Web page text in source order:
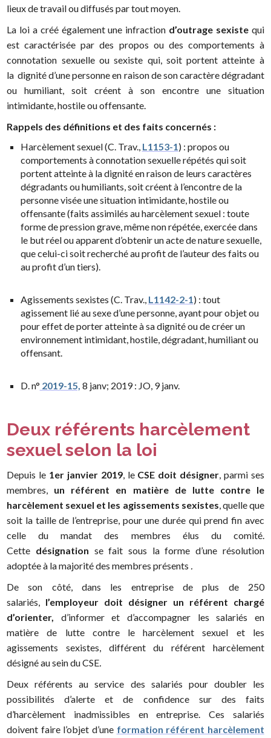
lieux de travail ou diffusés par tout moyen.
La loi a créé également une infraction d’outrage sexistequi
est caractérisée par des propos ou des comportements à
connotation sexuelle ou sexiste qui, soit portent atteinte à
la dignité d’une personne en raison de son caractère dégradant
ou humiliant, soit créent à son encontre une situation
intimidante, hostile ou offensante.
Rappels des définitions et des faits concernés :
Harcèlement sexuel (C. Trav., L1153-1) : propos ou
comportements à connotation sexuelle répétés qui soit
portent atteinte à la dignité en raison de leurs caractères
dégradants ou humiliants, soit créent à l’encontre de la
personne visée une situation intimidante, hostile ou
offensante (faits assimilés au harcèlement sexuel : toute
forme de pression grave, même non répétée, exercée dans
le but réel ou apparent d’obtenir un acte de nature sexuelle,
que celui-ci soit recherché au profit de l’auteur des faits ou
au profit d’un tiers).
Agissements sexistes (C. Trav., L1142-2-1) : tout
agissement lié au sexe d’une personne, ayant pour objet ou
pour effet de porter atteinte à sa dignité ou de créer un
environnement intimidant, hostile, dégradant, humiliant ou
offensant.
D. n° 2019-15, 8 janv; 2019 : JO, 9 janv.
Deux référents harcèlement
sexuel selon la loi
Depuis le 1er janvier 2019, le CSE doit désigner, parmi ses
membres, un référent en matière de lutte contre le
harcèlement sexuel et les agissements sexistes, quelle que
soit la taille de l’entreprise, pour une durée qui prend fin avec
celle du mandat des membres élus du comité.
Cette désignation se fait sous la forme d’une résolution
adoptée à la majorité des membres présents .
De son côté, dans les entreprise de plus de 250
salariés, l’employeur doit désigner un référent chargé
d’orienter, d’informer et d’accompagner les salariés en
matière de lutte contre le harcèlement sexuel et les
agissements sexistes, différent du référent harcèlement
désigné au sein du CSE.
Deux référents au service des salariés pour doubler les
possibilités d’alerte et de confidence sur des faits
d’harcèlement inadmissibles en entreprise. Ces salariés
doivent faire l’objet d’une formation référent harcèlement